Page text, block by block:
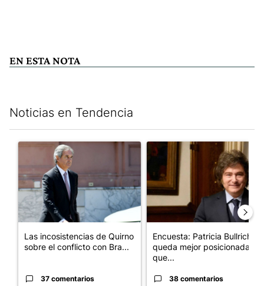
EN ESTA NOTA
Noticias en Tendencia
Un artículo de tendencia con el título "Las incosistencias de
Las incosistencias de Quirno
sobre el conflicto con Bra...
37 comentarios
Un artículo de tendencia con
Encuesta: Patricia Bullrich
queda mejor posicionada
que...
38 comentarios